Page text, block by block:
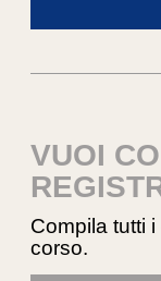
VUOI
Compila tutti
corso.